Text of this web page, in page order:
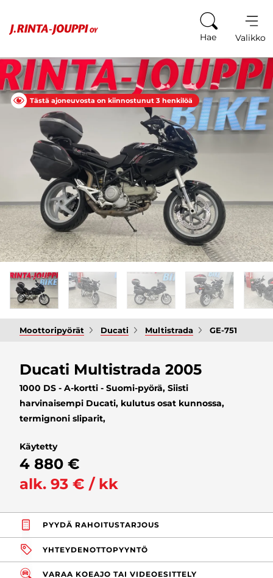
Hae Valikko
Tästä ajoneuvosta on kiinnostunut 3 henkilöä
Moottoripyörät Ducati Multistrada GE-751
Ducati Multistrada 2005
1000 DS - A-kortti - Suomi-pyörä, Siisti
harvinaisempi Ducati, kulutus osat kunnossa,
termignoni sliparit,
Käytetty
4 880 €
alk. 93 € / kk
PYYDÄ RAHOITUSTARJOUS
YHTEYDENOTTOPYYNTÖ
VARAA KOEAJO TAI VIDEOESITTELY